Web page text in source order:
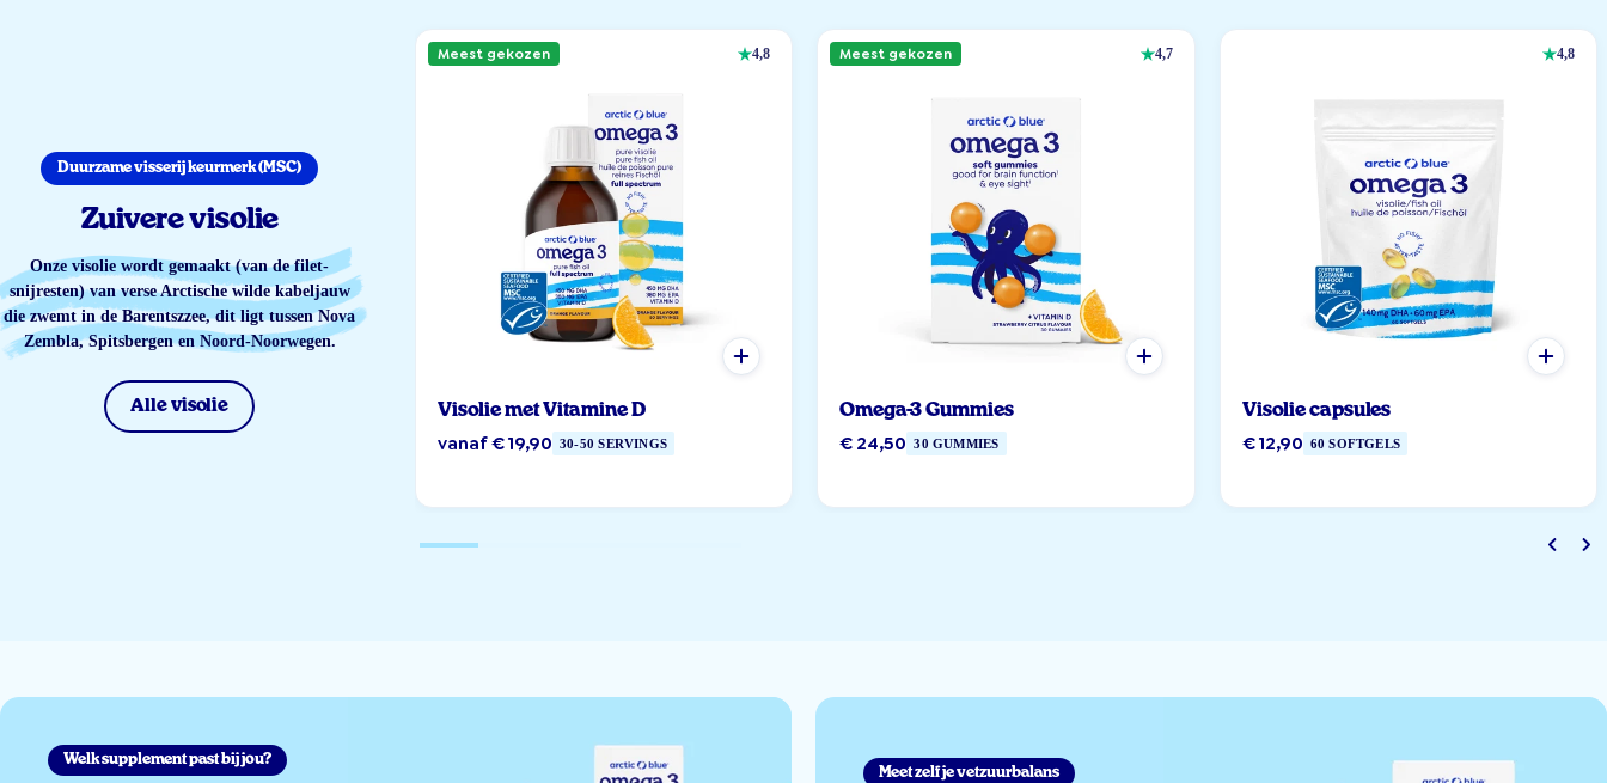
Duurzame visserij keurmerk (MSC)
Zuivere visolie
Onze visolie wordt gemaakt (van de filet-
snijresten) van verse Arctische wilde kabeljauw
die zwemt in de Barentszzee, dit ligt tussen Nova
Zembla, Spitsbergen en Noord-Noorwegen.
Alle visolie
Meest gekozen 4,8
Visolie met Vitamine D
vanaf € 19,90 30-50 SERVINGS
Meest gekozen 4,7
Omega-3 Gummies
€ 24,50 30 GUMMIES
4,8
Visolie capsules
€ 12,90 60 SOFTGELS
Welk supplement past bij jou?
Meet zelf je vetzuurbalans